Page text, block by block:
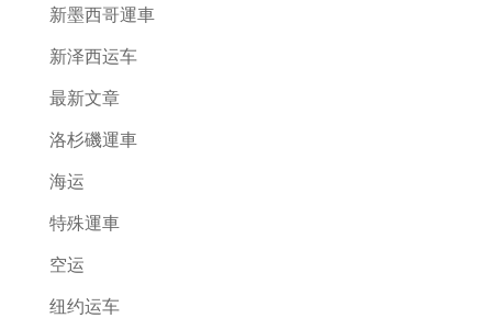
新墨西哥運車
新泽西运车
最新文章
洛杉磯運車
海运
特殊運車
空运
纽约运车